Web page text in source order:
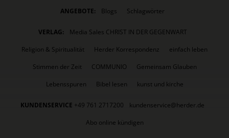
ANGEBOTE: Blogs Schlagwörter
VERLAG:
Media Sales CHRIST IN DER GEGENWART
Religion & Spiritualität
Herder Korrespondenz
einfach leben
Stimmen der Zeit
COMMUNIO
Gemeinsam Glauben
Lebensspuren
Bibel lesen kunst und kirche
KUNDENSERVICE +49 761 2717200
kundenservice@herder.de
Abo online kündigen